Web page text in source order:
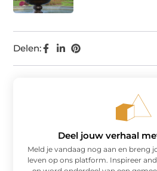
Delen:
Deel jouw verhaal
Meld je vandaag nog aan en breng
leven op ons platform. Inspireer